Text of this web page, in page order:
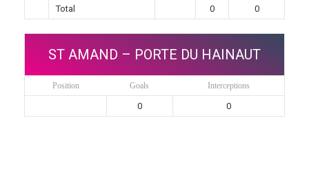
Total
0 0
ST AMAND – PORTE DU HAINAUT
Position Goals Interceptions
0 0